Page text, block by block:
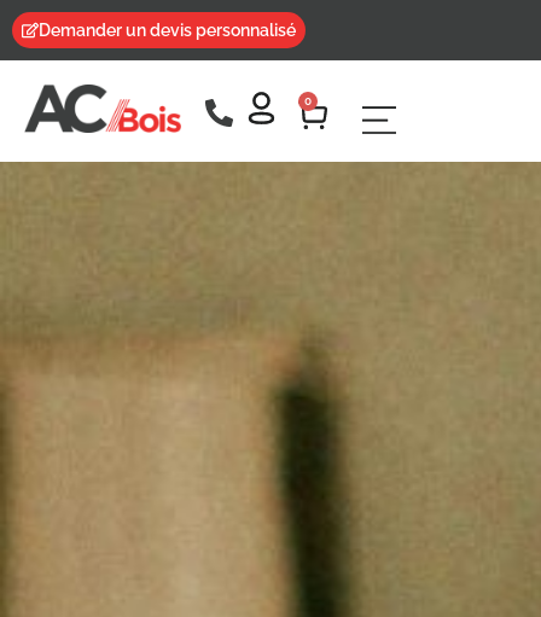
Demander un devis personnalisé
0